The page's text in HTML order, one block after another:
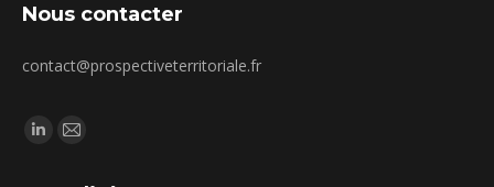
Nous contacter
contact@prospectiveterritoriale.fr
Trouvez nous sur :
La
La